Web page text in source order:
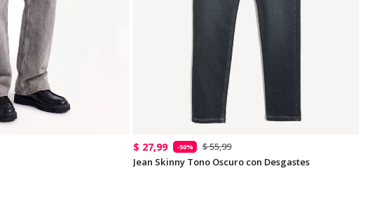
$ 27,99 -50%
$ 55,99
Jean Skinny Tono Oscuro con Desgastes